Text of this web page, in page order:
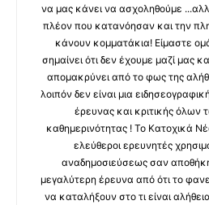
να μας κάνει να ασχοληθούμε
πλέον που κατανόησαν και την
κάνουν κομματάκια! Είμαστε
σημαίνει ότι δεν έχουμε μαζί μας
απομακρύνει από το φως της
λοιπόν δεν είναι μια
έρευνας και κριτικής όλων
καθημερινότητας ! Το Κατοχικά
ελεύθεροι ερευνητές
αναδημοσιεύσεως σαν
μεγαλύτερη έρευνα από ότι το
να καταλήξουν στο τι είναι